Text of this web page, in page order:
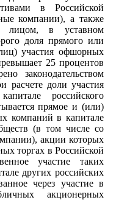
в Российской
компании), а также
лицом, в уставном
доля прямого или
участия офшорных
25 процентов
законодательством
расчете доли участия
российского
прямое и (или)
компаний в капитале
(в том числе со
акции которых
торгах в Российской
участие таких
других российских
через участие в
акционерных